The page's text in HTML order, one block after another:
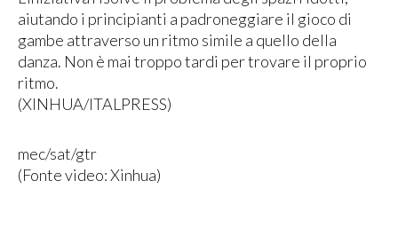
aiutando i principianti a padroneggiare il gioco di
gambe attraverso un ritmo simile a quello della
danza. Non è mai troppo tardi per trovare il proprio
ritmo.
(XINHUA/ITALPRESS)
mec/sat/gtr
(Fonte video: Xinhua)